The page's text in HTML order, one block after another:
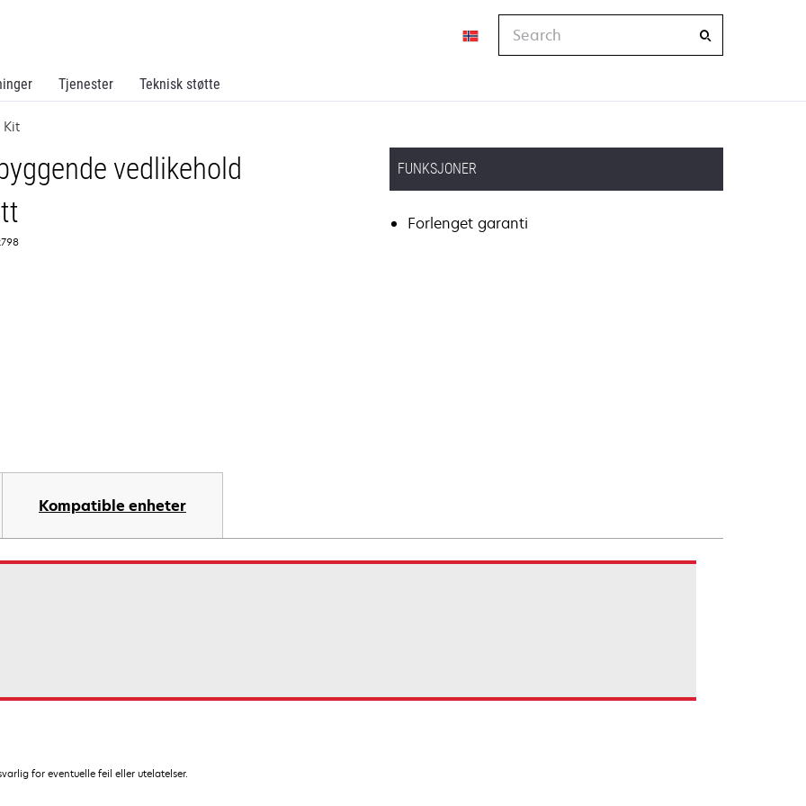
Tjenester Teknisk støtte
Kit
vedlikehold
FUNKSJONER
Forlenget garanti
Kompatible enheter
for eventuelle feil eller utelatelser.